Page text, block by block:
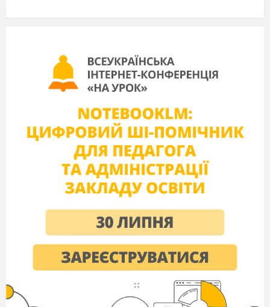
Хід уроку:
. Організаційний етап.
1. Привітання
Guten Tag,Kinder !
Guten Tag! Guten Tag!
Sagen alle Kinder,
Große Kinder, kleine Kinder,
Dünne Kinder, dicke Kinder,
Guten Tag! Guten Tag!
Sagen alle Kinder.
ІІ. Повідомлення теми і завдань уроку.
euch,liebe Schüler.Heute sprechen wir
über die Kleidung. Wir lernen heute neue Wörter,
lesen den Text, schreiben und machen viele
Übungen, singen und spielen.